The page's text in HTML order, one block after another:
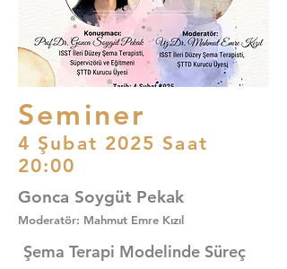
Seminer
4 Şubat 2025 Saat
20:00
Gonca Soygüt Pekak
Moderatör: Mahmut Emre Kızıl
Şema Terapi Modelinde Süreç